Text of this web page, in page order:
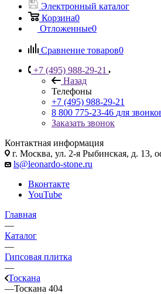
Электронный каталог
Корзина0
Отложенные0
Сравнение товаров0
+7 (495) 988-29-21
Назад
Телефоны
+7 (495) 988-29-21
8 800 775-23-46 для
Заказать звонок
Контактная информация
г. Москва, ул. 2-я Рыбинская, д. 13,
ls@leonardo-stone.ru
Вконтакте
YouTube
Главная
—
Каталог
—
Гипсовая плитка
—
Тоскана
—Тоскана 404